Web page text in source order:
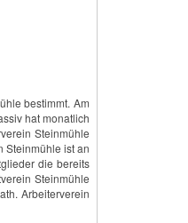
bestimmt. Am
hat monatlich
Steinmühle
Steinmühle ist an
die bereits
Steinmühle
Arbeiterverein